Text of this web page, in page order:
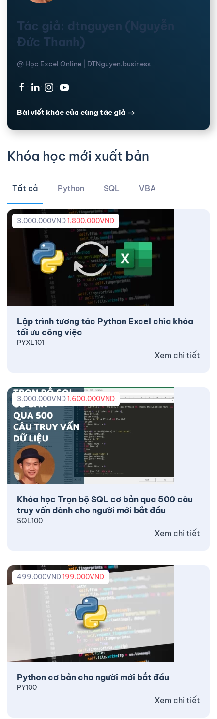
Tác giả: dtnguyen (Nguyễn
Đức Thanh)
@ Học Excel Online | DTNguyen.business
· · ·
Bài viết khác của cùng tác giả
Khóa học mới xuất bản
Tất cả Python SQL VBA
Lập trình tương tác Python Excel chìa khóa
tối ưu công việc
3.000.000VND1.800.000VND
PYXL101
Xem chi tiết
Khóa học Trọn bộ SQL cơ bản qua 500 câu
truy vấn dành cho người mới bắt đầu
3.000.000VND1.600.000VND
SQL100
Xem chi tiết
Python cơ bản cho người mới bắt đầu
499.000VND199.000VND
PY100
Xem chi tiết